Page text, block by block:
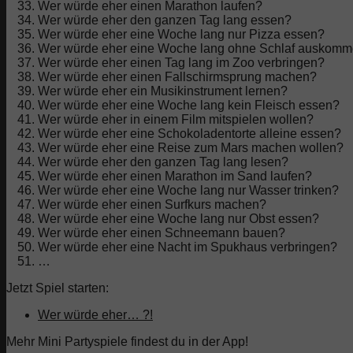
Wer würde eher einen Marathon laufen?
Wer würde eher den ganzen Tag lang essen?
Wer würde eher eine Woche lang nur Pizza essen?
Wer würde eher eine Woche lang ohne Schlaf
Wer würde eher einen Tag lang im Zoo verbringen?
Wer würde eher einen Fallschirmsprung machen?
Wer würde eher ein Musikinstrument lernen?
Wer würde eher eine Woche lang kein Fleisch essen?
Wer würde eher in einem Film mitspielen wollen?
Wer würde eher eine Schokoladentorte alleine essen?
Wer würde eher eine Reise zum Mars machen wollen?
Wer würde eher den ganzen Tag lang lesen?
Wer würde eher einen Marathon im Sand laufen?
Wer würde eher eine Woche lang nur Wasser trinken?
Wer würde eher einen Surfkurs machen?
Wer würde eher eine Woche lang nur Obst essen?
Wer würde eher einen Schneemann bauen?
Wer würde eher eine Nacht im Spukhaus verbringen?
…
Jetzt Spiel starten:
Wer würde eher… ?!
Mehr Mini Partyspiele findest du in der App!